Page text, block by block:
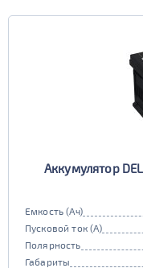
Аккумулятор
Емкость (Ач)
Пусковой ток (А)
Полярность
Габариты